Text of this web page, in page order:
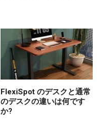
FlexiSpot のデスクと通常
のデスクの違いは何です
か?